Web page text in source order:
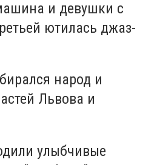
и девушки с
ютилась джаз-
народ и
Львова и
улыбчивые